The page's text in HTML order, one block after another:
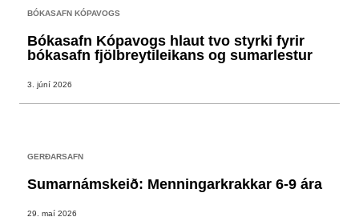
BÓKASAFN KÓPAVOGS
Bókasafn Kópavogs hlaut tvo styrki fyrir
bókasafn fjölbreytileikans og sumarlestur
3. júní 2026
GERÐARSAFN
Sumarnámskeið: Menningarkrakkar 6-9 ára
29. maí 2026